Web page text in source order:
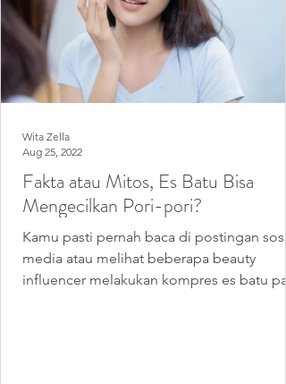
Fakta atau Mitos, Es Batu Bisa
Mengecilkan Pori-pori?
Kamu pasti pernah baca di postingan
media atau melihat beberapa beauty
influencer melakukan kompres es batu
Wita Zella
Aug 25, 2022